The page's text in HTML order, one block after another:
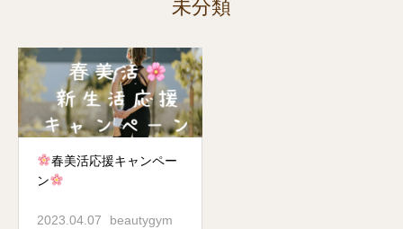
未分類
春美活応援キャンペー
ン
2023.04.07 beautygym